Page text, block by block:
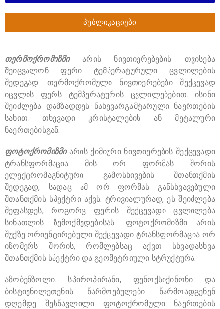
პუბლიკაციები
თერმოქრომიზმიარის ნივთიერებების თვისება
შეიცვალონ ფერი ტემპერატურული ცვლილების
შედეგად. თერმოქრომული ნივთიერებები შექცევად
იცვლის ფერს ტემპერატურის ცვლილებებით. ისინი
შეიძლება დამზადდეს ნახევარგამტარული ნაერთების
სახით, თხევადი კრისტალების ან მეტალური
ნაერთებისგან.
ფოტოქრომიზმიარის ქიმიური ნივთიერების შექცევადი
ტრანსფორმაცია მის ორ ფორმას შორის
ელექტრომაგნიტური გამოსხივების შთანთქმის
შედეგად, სადაც ამ ორ ფორმას განსხვავებული
შთანთქმის სპექტრი აქვს. ტრივიალურად, ეს შეიძლება
შეფასდეს, როგორც ფერის შექცევადი ცვლილება
სინათლის ზემოქმედებისას. ფოტოქრომიზმი არის
შუქზე ორიენტირებული შექცევადი ტრანსფორმაცია ორ
იზომერს შორის, რომლებსაც აქვთ სხვადასხვა
შთანთქმის სპექტრი და გეომეტრიული სტრუქტურა.
აზობენზოლი, სპიროპირანი, ფენოქსიქინონი და
ბისტიენილეთენის წარმოებულები წარმოადგენენ
დღემდე შესწავლილი ფოტოქრომული ნაერთების